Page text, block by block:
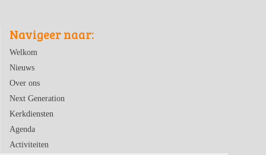
Navigeer naar:
Welkom
Nieuws
Over ons
Next Generation
Kerkdiensten
Agenda
Activiteiten